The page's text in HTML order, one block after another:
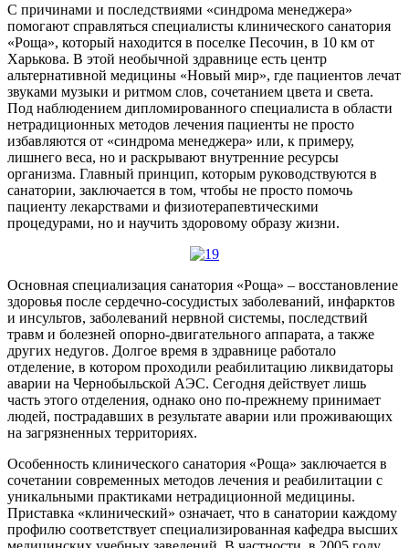
С причинами и последствиями «синдрома менеджера»
помогают справляться специалисты клинического санатория
«Роща», который находится в поселке Песочин, в 10 км от
Харькова. В этой необычной здравнице есть центр
альтернативной медицины «Новый мир», где пациентов лечат
звуками музыки и ритмом слов, сочетанием цвета и света.
Под наблюдением дипломированного специалиста в области
нетрадиционных методов лечения пациенты не просто
избавляются от «синдрома менеджера» или, к примеру,
лишнего веса, но и раскрывают внутренние ресурсы
организма. Главный принцип, которым руководствуются в
санатории, заключается в том, чтобы не просто помочь
пациенту лекарствами и физиотерапевтическими
процедурами, но и научить здоровому образу жизни.
Основная специализация санатория «Роща» – восстановление
здоровья после сердечно-сосудистых заболеваний, инфарктов
и инсультов, заболеваний нервной системы, последствий
травм и болезней опорно-двигательного аппарата, а также
других недугов. Долгое время в здравнице работало
отделение, в котором проходили реабилитацию ликвидаторы
аварии на Чернобыльской АЭС. Сегодня действует лишь
часть этого отделения, однако оно по-прежнему принимает
людей, пострадавших в результате аварии или проживающих
на загрязненных территориях.
Особенность клинического санатория «Роща» заключается в
сочетании современных методов лечения и реабилитации с
уникальными практиками нетрадиционной медицины.
Приставка «клинический» означает, что в санатории каждому
профилю соответствует специализированная кафедра высших